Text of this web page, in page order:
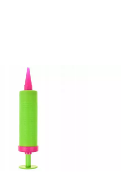
Professionelle Doppelseitige